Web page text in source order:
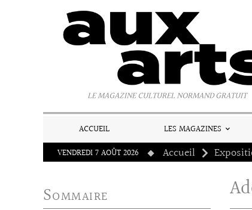
LE MAGAZINE CULTUREL NORMAND GRATUIT
ACCUEIL LES MAGAZINES
VENDREDI 7 AOÛT 2026
Accueil
Sommaire
Panneau de gestion des cookies